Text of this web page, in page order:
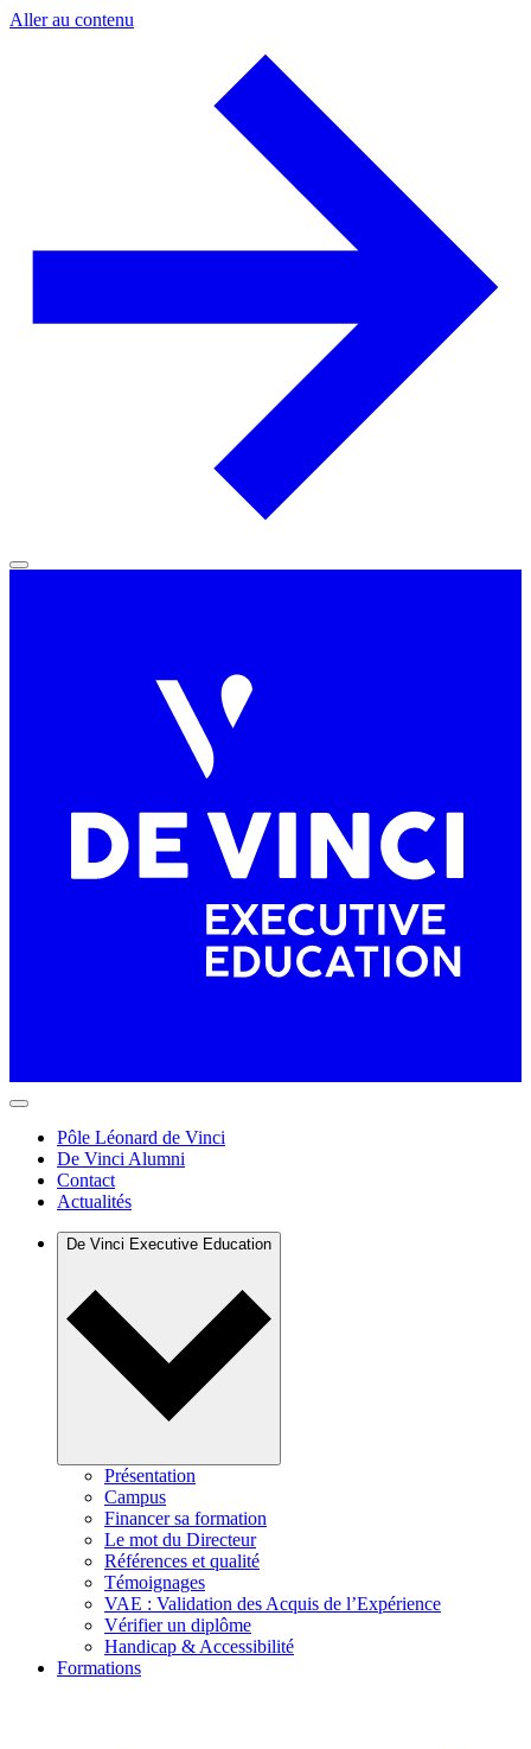
Aller au contenu
Pôle Léonard de Vinci
De Vinci Alumni
Contact
Actualités
De Vinci Executive Education
Présentation
Campus
Financer sa formation
Le mot du Directeur
Références et qualité
Témoignages
VAE : Validation des Acquis de l’Expérience
Vérifier un diplôme
Handicap & Accessibilité
Formations